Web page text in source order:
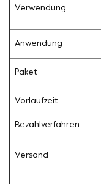
Verwendung
Anwendung
Paket
Vorlaufzeit
Bezahlverfahren
Versand